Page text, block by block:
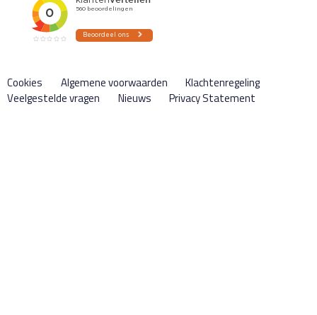
Cookies Algemene voorwaarden
Klachtenregeling
Veelgestelde vragen
Nieuws Privacy Statement